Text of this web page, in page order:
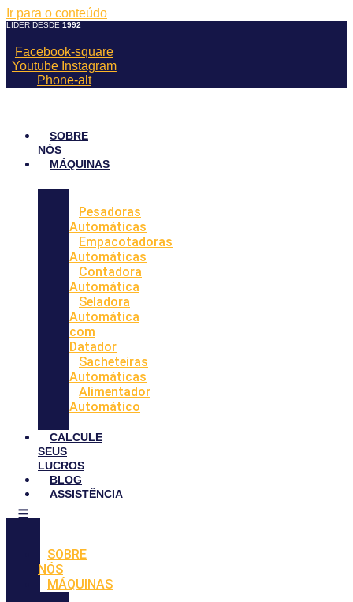
Ir para o conteúdo
LÍDER DESDE 1992
Facebook-square
Youtube Instagram
Phone-alt
SOBRE
NÓS
MÁQUINAS
Pesadoras
Automáticas
Empacotadoras
Automáticas
Contadora
Automática
Seladora
Automática
com
Datador
Sacheteiras
Automáticas
Alimentador
Automático
CALCULE
SEUS
LUCROS
BLOG
ASSISTÊNCIA
SOBRE
NÓS
MÁQUINAS